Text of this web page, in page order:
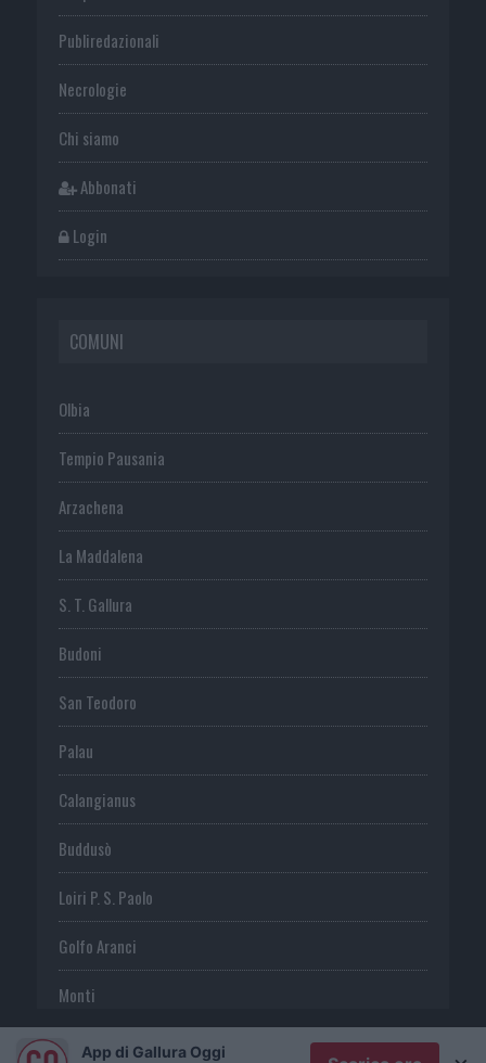
Publiredazionali
Necrologie
Chi siamo
Abbonati
Login
COMUNI
Olbia
Tempio Pausania
Arzachena
La Maddalena
S. T. Gallura
Budoni
San Teodoro
Palau
Calangianus
Buddusò
Loiri P. S. Paolo
Golfo Aranci
Monti
TeltiApp di Gallura Oggi